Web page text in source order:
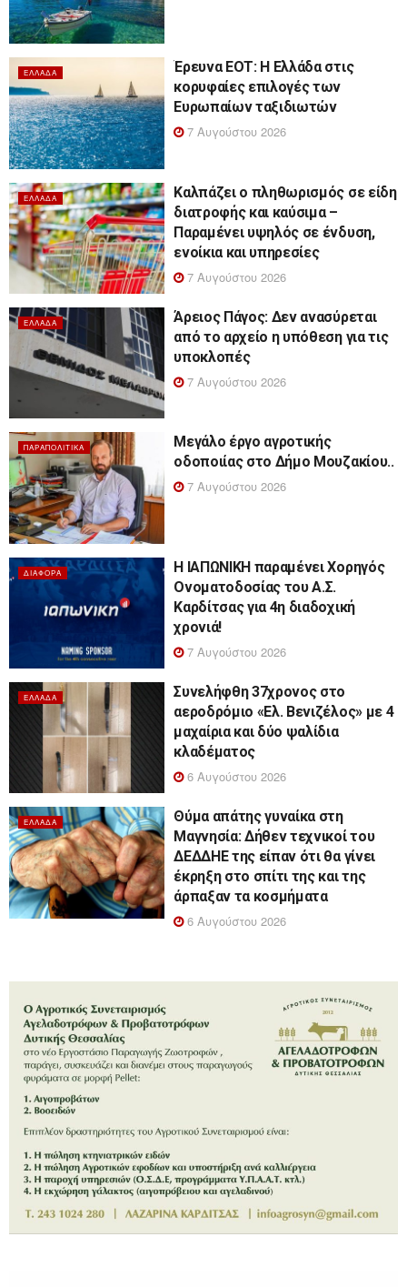
ΕΛΛΆΔΑ
Έρευνα ΕΟΤ: Η Ελλάδα στις
κορυφαίες επιλογές των
Ευρωπαίων ταξιδιωτών
7 Αυγούστου 2026
ΕΛΛΆΔΑ
Καλπάζει ο πληθωρισμός σε είδη
διατροφής και καύσιμα –
Παραμένει υψηλός σε ένδυση,
ενοίκια και υπηρεσίες
7 Αυγούστου 2026
ΕΛΛΆΔΑ
Άρειος Πάγος: Δεν ανασύρεται
από το αρχείο η υπόθεση για τις
υποκλοπές
7 Αυγούστου 2026
ΠΑΡΑΠΟΛΙΤΙΚΆ
Μεγάλο έργο αγροτικής
οδοποιίας στο Δήμο Μουζακίου..
7 Αυγούστου 2026
ΔΙΆΦΟΡΑ
Η ΙΑΠΩΝΙΚΗ παραμένει Χορηγός
Ονοματοδοσίας του Α.Σ.
Καρδίτσας για 4η διαδοχική
χρονιά!
7 Αυγούστου 2026
ΕΛΛΆΔΑ
Συνελήφθη 37χρονος στο
αεροδρόμιο «Ελ. Βενιζέλος» με 4
μαχαίρια και δύο ψαλίδια
κλαδέματος
6 Αυγούστου 2026
ΕΛΛΆΔΑ
Θύμα απάτης γυναίκα στη
Μαγνησία: Δήθεν τεχνικοί του
ΔΕΔΔΗΕ της είπαν ότι θα γίνει
έκρηξη στο σπίτι της και της
άρπαξαν τα κοσμήματα
6 Αυγούστου 2026